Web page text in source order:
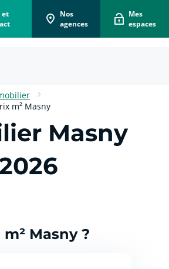
et
Nos
agences
Mes
espaces
m² Masny
Masny
Masny ?